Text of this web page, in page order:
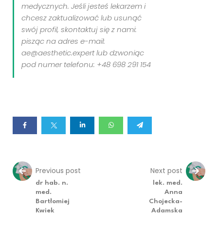
medycznych. Jeśli jesteś lekarzem i
chcesz zaktualizować lub usunąć
swój profil, skontaktuj się z nami:
pisząc na adres e-mail:
ae@aesthetic.expert lub dzwoniąc
pod numer telefonu: +48 698 291 154
Previous post
dr hab. n.
med.
Bartłomiej
Kwiek
Next post
lek. med.
Anna
Chojecka-
Adamska